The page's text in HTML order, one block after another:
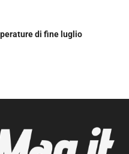
di fine luglio